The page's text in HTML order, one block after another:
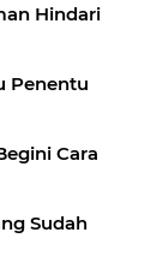
Hindari
Penentu
Cara
Sudah